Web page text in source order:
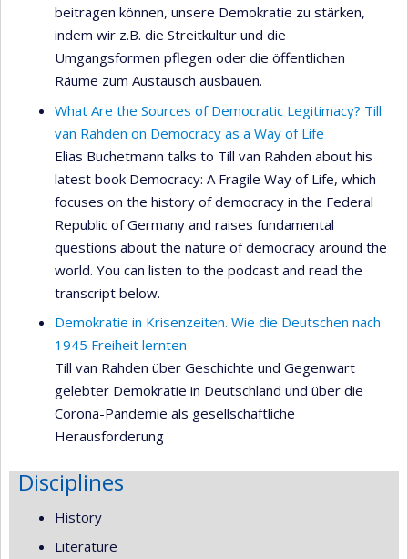
beitragen können, unsere Demokratie zu stärken,
indem wir z.B. die Streitkultur und die
Umgangsformen pflegen oder die öffentlichen
Räume zum Austausch ausbauen.
What Are the Sources of Democratic Legitimacy? Till
van Rahden on Democracy as a Way of Life
Elias Buchetmann talks to Till van Rahden about his
latest book Democracy: A Fragile Way of Life, which
focuses on the history of democracy in the Federal
Republic of Germany and raises fundamental
questions about the nature of democracy around the
world. You can listen to the podcast and read the
transcript below.
Demokratie in Krisenzeiten. Wie die Deutschen nach
1945 Freiheit lernten
Till van Rahden über Geschichte und Gegenwart
gelebter Demokratie in Deutschland und über die
Corona-Pandemie als gesellschaftliche
Herausforderung
Disciplines
History
Literature